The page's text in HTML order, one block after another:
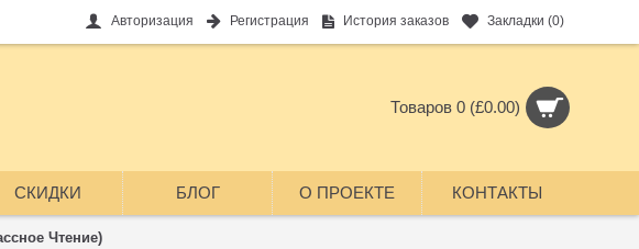
Авторизация Регистрация История заказов Закладки (0)
Товаров 0 (£0.00)
СКИДКИ БЛОГ О ПРОЕКТЕ КОНТАКТЫ
Чтение)